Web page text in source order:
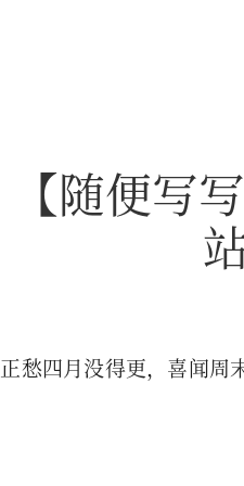
【随便写
正愁四月没得更，喜闻周